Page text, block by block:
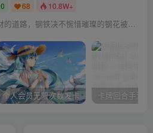
0 68 10.8W+
为了走上成材的道路，钢铁决不惋惜璀璨的钢花被遗弃
个人会员无限次数发卡